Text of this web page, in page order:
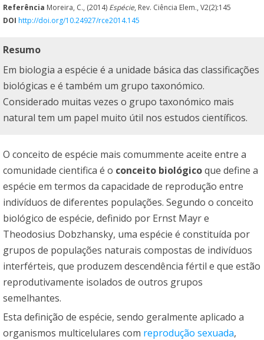
Referência Moreira, C., (2014) Espécie, Rev. Ciência Elem., V2(2):145
DOI http://doi.org/10.24927/rce2014.145
Resumo
Em biologia a espécie é a unidade básica das classificações
biológicas e é também um grupo taxonómico.
Considerado muitas vezes o grupo taxonómico mais
natural tem um papel muito útil nos estudos científicos.
O conceito de espécie mais comummente aceite entre a
comunidade cientifica é o conceito biológicoque define a
espécie em termos da capacidade de reprodução entre
indivíduos de diferentes populações. Segundo o conceito
biológico de espécie, definido por Ernst Mayr e
Theodosius Dobzhansky, uma espécie é constituída por
grupos de populações naturais compostas de indivíduos
interférteis, que produzem descendência fértil e que estão
reprodutivamente isolados de outros grupos
semelhantes.
Esta definição de espécie, sendo geralmente aplicado a
organismos multicelulares com reprodução sexuada,